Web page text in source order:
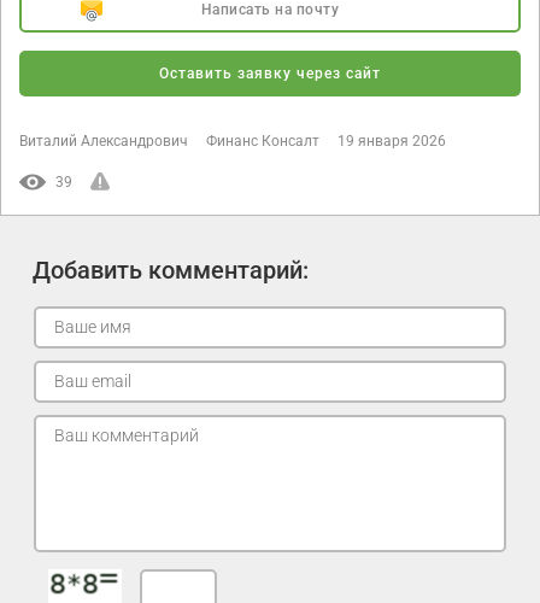
Написать на почту
Оставить заявку через сайт
Виталий Александрович Финанс Консалт 19 января 2026
39
Добавить комментарий: